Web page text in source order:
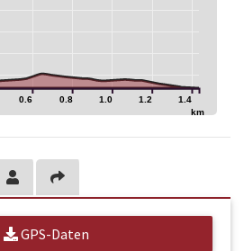
0.6 0.8 1.0 1.2 1.4
km
GPS-Daten